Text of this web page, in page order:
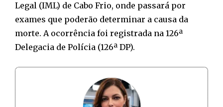
Legal (IML) de Cabo Frio, onde passará por
exames que poderão determinar a causa da
morte. A ocorrência foi registrada na 126ª
Delegacia de Polícia (126ª DP).